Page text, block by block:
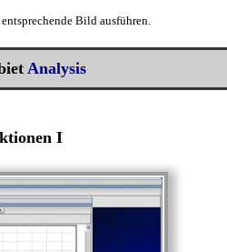
Bild ausführen.
Analysis
I